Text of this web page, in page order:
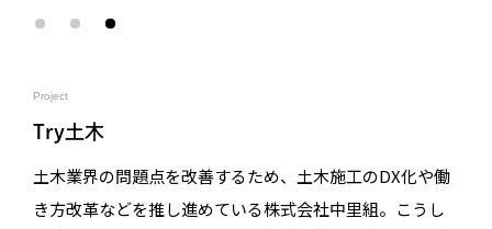
Project
Try土木
土木業界の問題点を改善するため、土木施工のDX化や働
き方改革などを推し進めている株式会社中里組。こうし